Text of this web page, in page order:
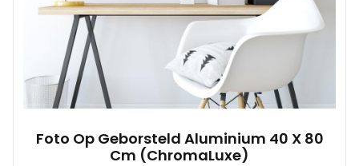
Foto Op Geborsteld Aluminium 40 X 80
Cm (ChromaLuxe)